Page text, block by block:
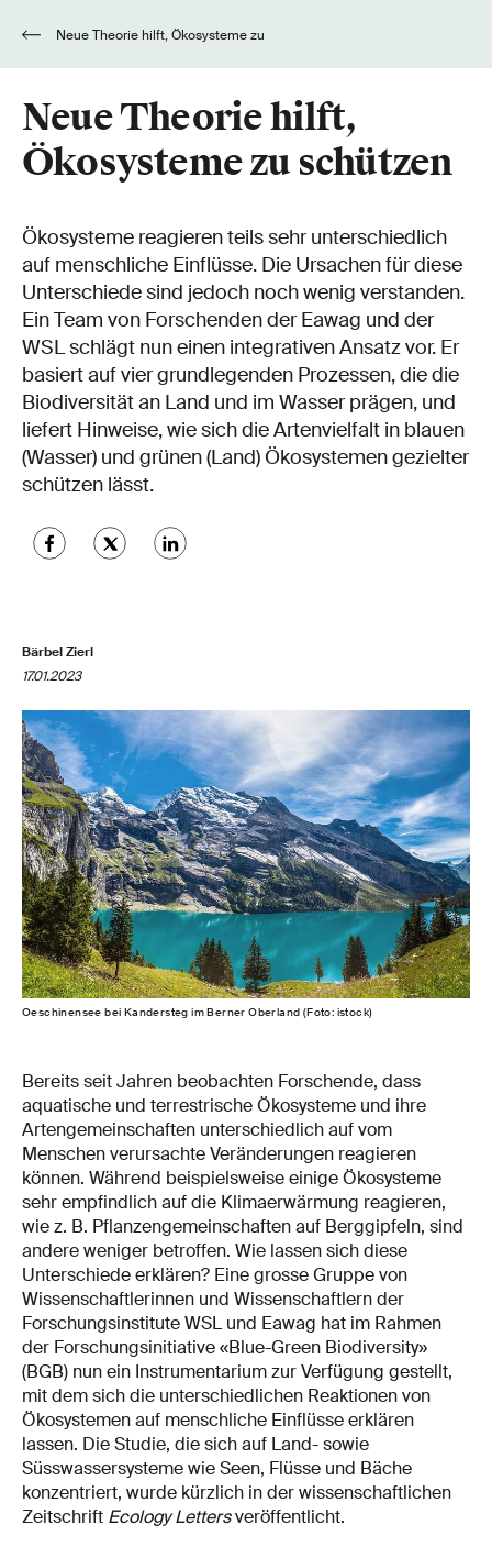
Neue Theorie hilft,
Ökosysteme zu schützen
Ökosysteme reagieren teils sehr unterschiedlich
auf menschliche Einflüsse. Die Ursachen für diese
Unterschiede sind jedoch noch wenig verstanden.
Ein Team von Forschenden der Eawag und der
WSL schlägt nun einen integrativen Ansatz vor. Er
basiert auf vier grundlegenden Prozessen, die die
Biodiversität an Land und im Wasser prägen, und
liefert Hinweise, wie sich die Artenvielfalt in blauen
(Wasser) und grünen (Land) Ökosystemen gezielter
schützen lässt.
Bärbel Zierl
17.01.2023
Oeschinensee bei Kandersteg im Berner Oberland (Foto: istock)
Bereits seit Jahren beobachten Forschende, dass
aquatische und terrestrische Ökosysteme und ihre
Artengemeinschaften unterschiedlich auf vom
Menschen verursachte Veränderungen reagieren
können. Während beispielsweise einige Ökosysteme
sehr empfindlich auf die Klimaerwärmung reagieren,
wie z. B. Pflanzengemeinschaften auf Berggipfeln, sind
andere weniger betroffen. Wie lassen sich diese
Unterschiede erklären? Eine grosse Gruppe von
Wissenschaftlerinnen und Wissenschaftlern der
Forschungsinstitute WSL und Eawag hat im Rahmen
der Forschungsinitiative «Blue-Green Biodiversity»
(BGB) nun ein Instrumentarium zur Verfügung gestellt,
mit dem sich die unterschiedlichen Reaktionen von
Ökosystemen auf menschliche Einflüsse erklären
lassen. Die Studie, die sich auf Land- sowie
Süsswassersysteme wie Seen, Flüsse und Bäche
konzentriert, wurde kürzlich in der wissenschaftlichen
Zeitschrift Ecology Lettersveröffentlicht.